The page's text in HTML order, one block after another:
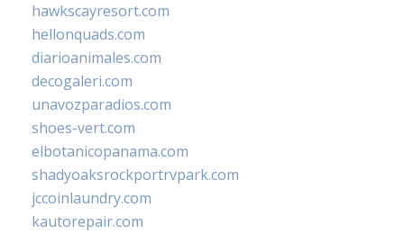
hawkscayresort.com
hellonquads.com
diarioanimales.com
decogaleri.com
unavozparadios.com
shoes-vert.com
elbotanicopanama.com
shadyoaksrockportrvpark.com
jccoinlaundry.com
kautorepair.com